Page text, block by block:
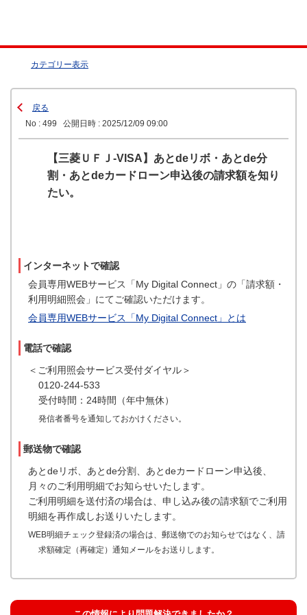
カテゴリー表示
戻る
No : 499
公開日時 : 2025/12/09 09:00
【三菱ＵＦＪ-VISA】あとdeリボ・あとde分
割・あとdeカードローン申込後の請求額を知り
たい。
インターネットで確認
会員専用WEBサービス「My Digital Connect」の「請求額・
利用明細照会」にてご確認いただけます。
会員専用WEBサービス「My Digital Connect」とは
電話で確認
＜ご利用照会サービス受付ダイヤル＞
0120-244-533
受付時間：24時間（年中無休）
発信者番号を通知しておかけください。
郵送物で確認
あとdeリボ、あとde分割、あとdeカードローン申込後、
月々のご利用明細でお知らせいたします。
ご利用明細を送付済の場合は、申し込み後の請求額でご利用
明細を再作成しお送りいたします。
WEB明細チェック登録済の場合は、郵送物でのお知らせではなく、請
求額確定（再確定）通知メールをお送りします。